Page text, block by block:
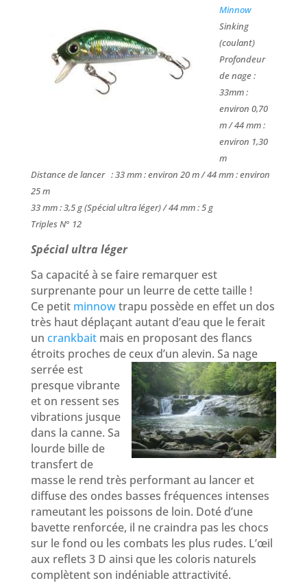
Minnow
Sinking
(coulant)
Profondeur
de nage :
33mm :
environ 0,70
m / 44 mm :
environ 1,30
m
Distance de lancer : 33 mm : environ 20 m / 44 mm : environ
25 m
33 mm : 3,5 g (Spécial ultra léger) / 44 mm : 5 g
Triples N° 12
Spécial ultra léger
Sa capacité à se faire remarquer est
surprenante pour un leurre de cette taille !
Ce petit minnowtrapu possède en effet un dos
très haut déplaçant autant d’eau que le ferait
un crankbait mais en proposant des flancs
étroits proches de ceux d’un alevin. Sa nage
serrée est
presque vibrante
et on ressent ses
vibrations jusque
dans la canne. Sa
lourde bille de
transfert de
masse le rend très performant au lancer et
diffuse des ondes basses fréquences intenses
rameutant les poissons de loin. Doté d’une
bavette renforcée, il ne craindra pas les chocs
sur le fond ou les combats les plus rudes. L’œil
aux reflets 3 D ainsi que les coloris naturels
complètent son indéniable attractivité.